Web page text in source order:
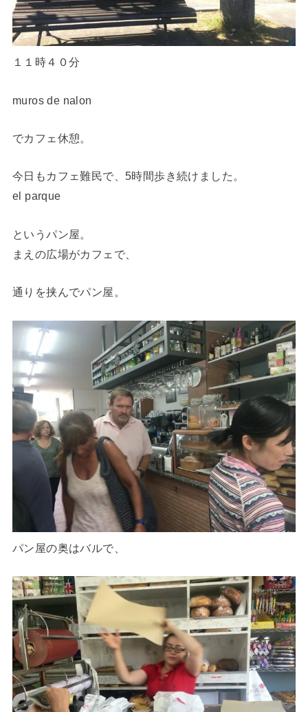
１１時４０分
muros de nalon
でカフェ休憩。
今日もカフェ難民で、5時間歩き続けました。
el parque
というパン屋。
まえの広場がカフェで、
通りを挟んでパン屋。
パン屋の奥はバルで、